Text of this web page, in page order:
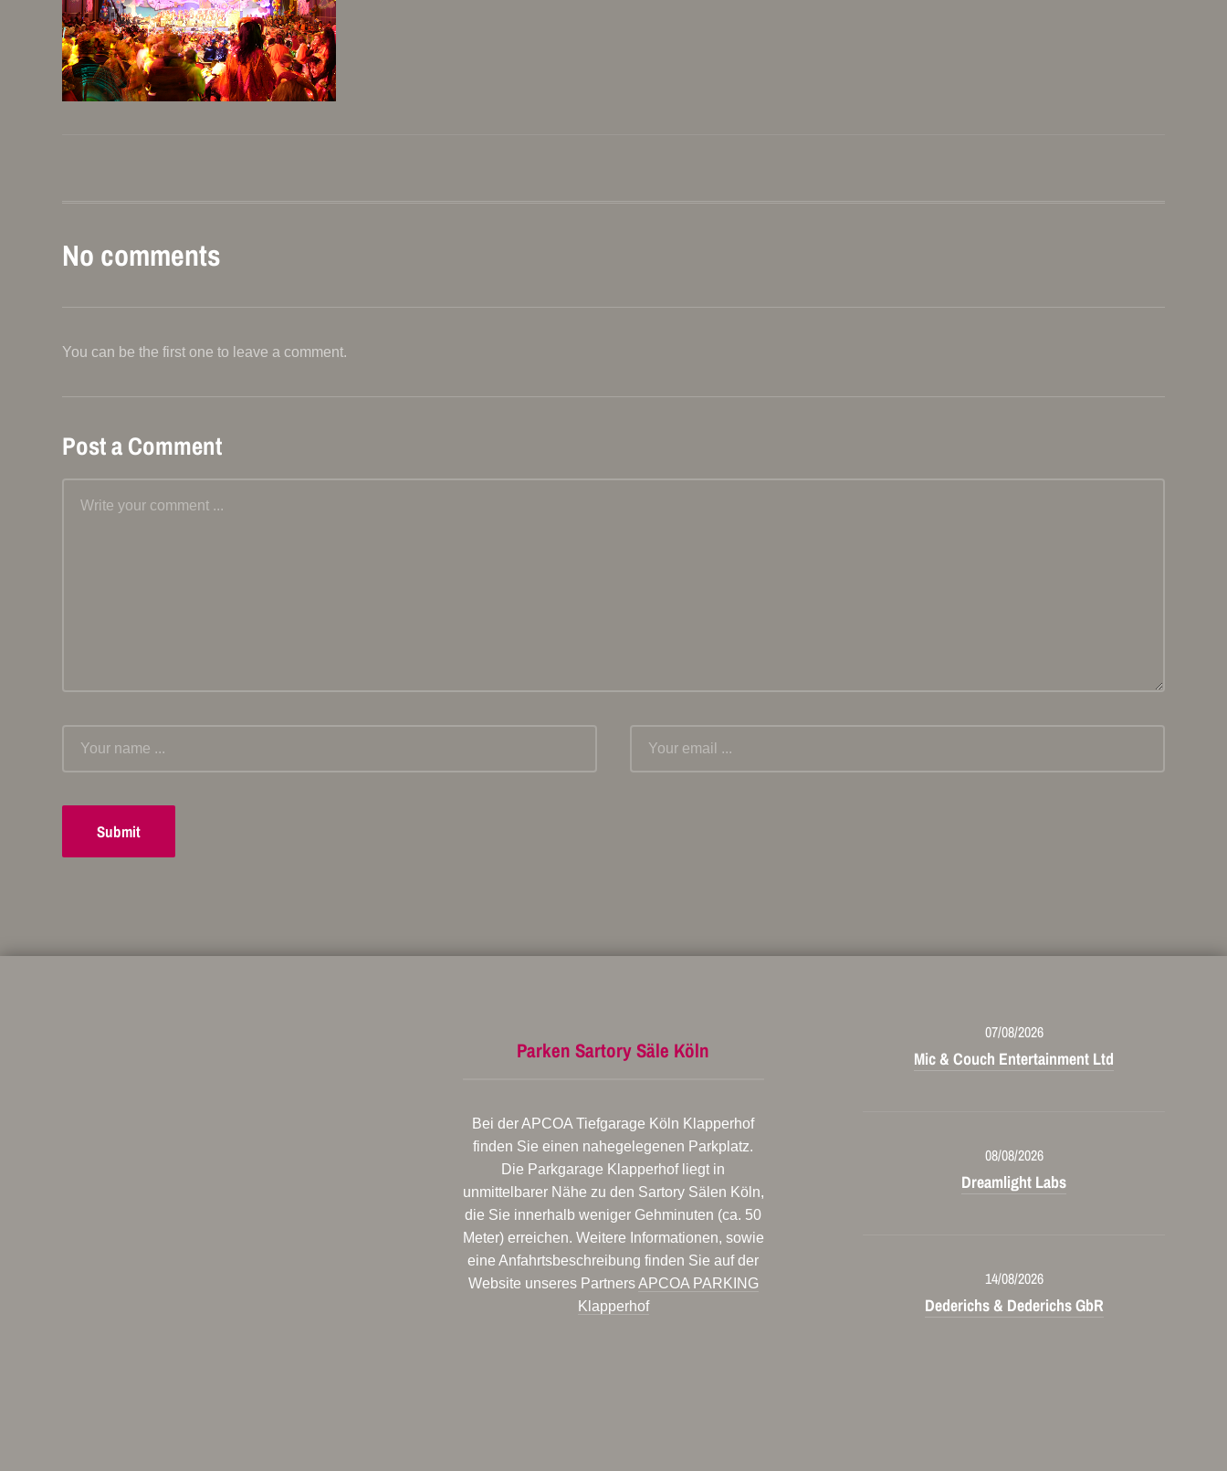
No comments
You can be the first one to leave a comment.
Post a Comment
Parken Sartory Säle Köln
Bei der APCOA Tiefgarage Köln Klapperhof
finden Sie einen nahegelegenen Parkplatz.
Die Parkgarage Klapperhof liegt in
unmittelbarer Nähe zu den Sartory Sälen Köln,
die Sie innerhalb weniger Gehminuten (ca. 50
Meter) erreichen. Weitere Informationen, sowie
eine Anfahrtsbeschreibung finden Sie auf der
Website unseres PartnersAPCOA PARKING
Klapperhof
07/08/2026
Mic & Couch Entertainment Ltd
08/08/2026
Dreamlight Labs
14/08/2026
Dederichs & Dederichs GbR